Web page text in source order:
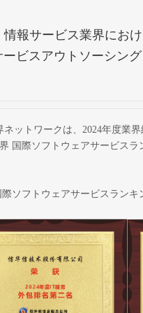
報サービス業界にお
ービスアウトソーシン
ットワークは、2024年度
国際ソフトウェアサービス
ソフトウェアサービスランキ